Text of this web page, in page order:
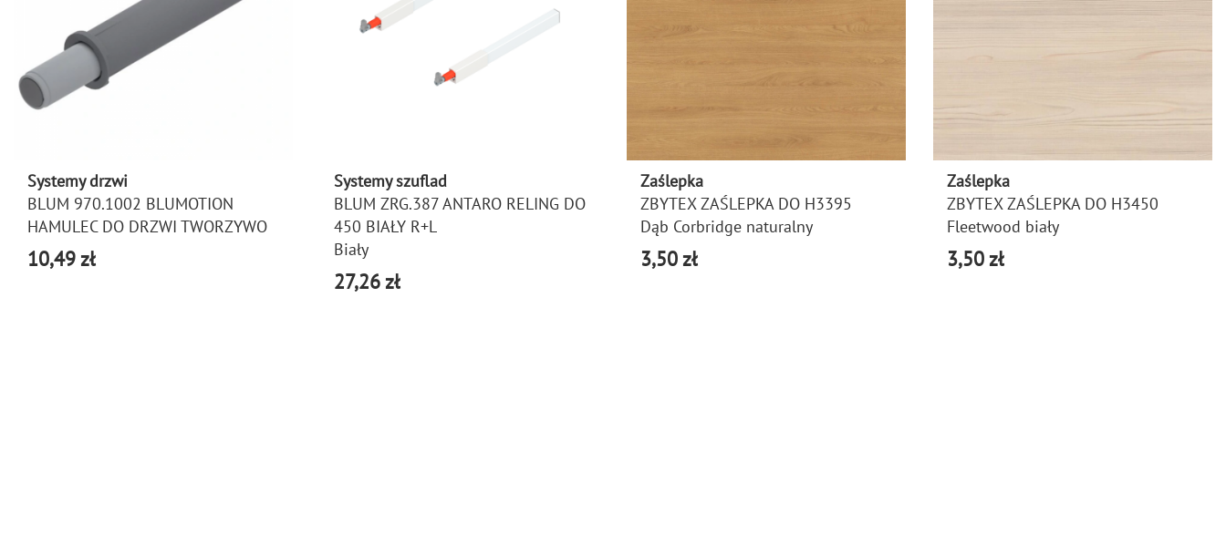
Systemy drzwi
BLUM 970.1002 BLUMOTION
HAMULEC DO DRZWI TWORZYWO
10,49 zł
Systemy szuflad
BLUM ZRG.387 ANTARO RELING DO
450 BIAŁY R+L
Biały
27,26 zł
Zaślepka
ZBYTEX ZAŚLEPKA DO H3395
Dąb Corbridge naturalny
3,50 zł
Zaślepka
ZBYTEX ZAŚLEPKA DO H3450
Fleetwood biały
3,50 zł